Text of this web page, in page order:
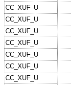
CC_XUF_U
CC_XUF_U
CC_XUF_U
CC_XUF_U
CC_XUF_U
CC_XUF_U
CC_XUF_U